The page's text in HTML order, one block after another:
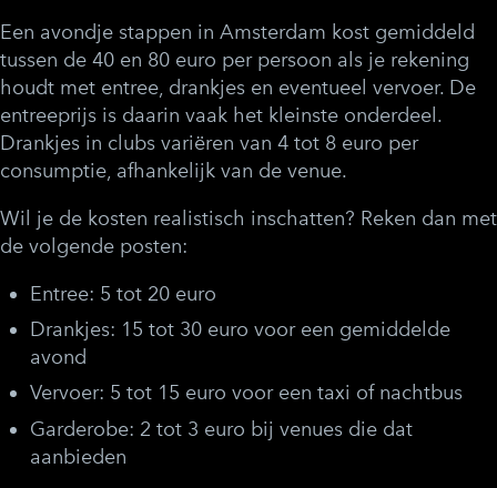
Een avondje stappen in Amsterdam kost gemiddeld
tussen de 40 en 80 euro per persoon als je rekening
houdt met entree, drankjes en eventueel vervoer. De
entreeprijs is daarin vaak het kleinste onderdeel.
Drankjes in clubs variëren van 4 tot 8 euro per
consumptie, afhankelijk van de venue.
Wil je de kosten realistisch inschatten? Reken dan met
de volgende posten:
Entree: 5 tot 20 euro
Drankjes: 15 tot 30 euro voor een gemiddelde
avond
Vervoer: 5 tot 15 euro voor een taxi of nachtbus
Garderobe: 2 tot 3 euro bij venues die dat
aanbieden